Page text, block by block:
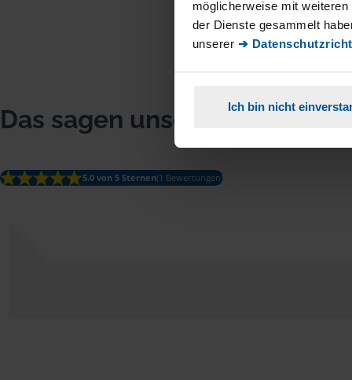
möglicherweise mit
der Dienste gesammelt
unserer ➔
Ich bin nicht
Das sagen unsere Mitglieder
5.0 von 5 Sternen(1 Bewertungen)